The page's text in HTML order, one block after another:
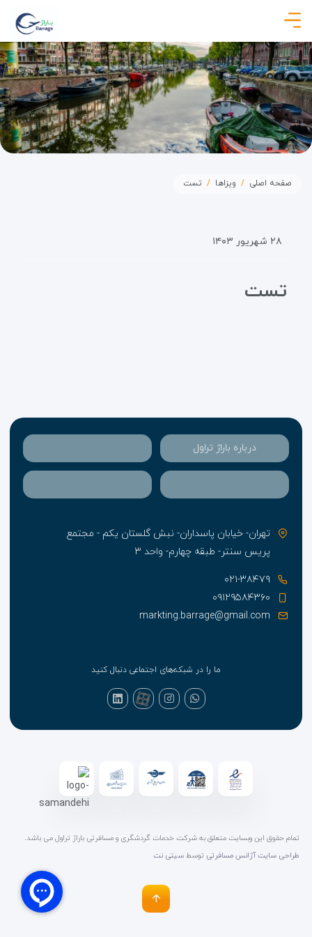
صفحه اصلی ویزاها تست
۲۸ شهریور ۱۴۰۳
تست
درباره باراژ تراول
تهران- خیابان پاسداران- نبش گلستان یکم - مجتمع
پریس سنتر- طبقه چهارم- واحد ۳
۰۲۱-۳۸۴۷۹
۰۹۱۲۹۵۸۴۳۶۰
markting.barrage@gmail.com
ما را در شبکه‌های اجتماعی دنبال کنید
تمام حقوق این وبسایت متعلق به شرکت خدمات گردشگری و مسافرتی باراژ تراول می باشد.
طراحی سایت آژانس مسافرتی توسط سیتی نت